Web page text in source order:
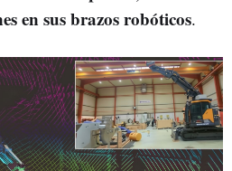
en sus brazos robóticos.